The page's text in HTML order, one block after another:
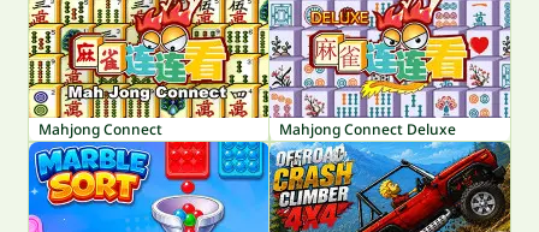
Mahjong Connect Mahjong Connect Deluxe